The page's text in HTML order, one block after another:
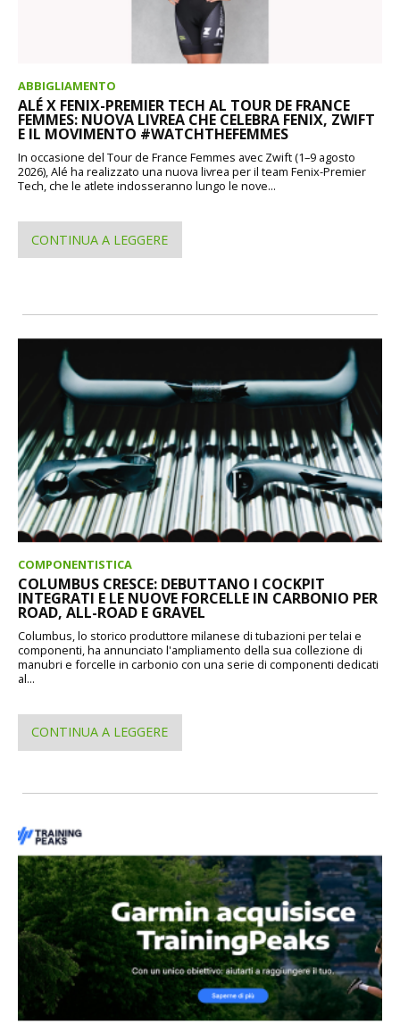
ABBIGLIAMENTO
ALÉ X FENIX-PREMIER TECH AL TOUR DE FRANCE
FEMMES: NUOVA LIVREA CHE CELEBRA FENIX, ZWIFT
E IL MOVIMENTO #WATCHTHEFEMMES
In occasione del Tour de France Femmes avec Zwift (1–9 agosto
2026), Alé ha realizzato una nuova livrea per il team Fenix-Premier
Tech, che le atlete indosseranno lungo le nove...
CONTINUA A LEGGERE
COMPONENTISTICA
COLUMBUS CRESCE: DEBUTTANO I COCKPIT
INTEGRATI E LE NUOVE FORCELLE IN CARBONIO PER
ROAD, ALL-ROAD E GRAVEL
Columbus, lo storico produttore milanese di tubazioni per telai e
componenti, ha annunciato l'ampliamento della sua collezione di
manubri e forcelle in carbonio con una serie di componenti dedicati
al...
CONTINUA A LEGGERE